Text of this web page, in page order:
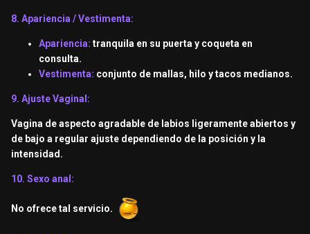
8. Apariencia / Vestimenta:
Apariencia: tranquila en su puerta y coqueta en
consulta.
Vestimenta: conjunto de mallas, hilo y tacos medianos.
9. Ajuste Vaginal:
Vagina de aspecto agradable de labios ligeramente abiertos y
de bajo a regular ajuste dependiendo de la posición y la
intensidad.
10. Sexo anal:
No ofrece tal servicio.